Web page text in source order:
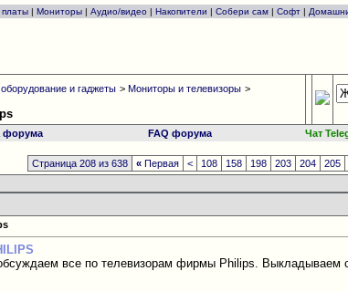
| Мониторы | Аудио/видео | Накопители | Собери сам | Софт |
и гаджеты >Мониторы и телевизоры >
форума FAQ форума Чат
Страница 208 из 638 « Первая < 108 158 198 203 204 205
все по телевизорам фирмы Philips. Выкладываем